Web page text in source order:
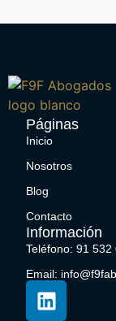
Páginas
Inicio
Nosotros
Blog
Contacto
Información
Teléfono: 91 532
Email: